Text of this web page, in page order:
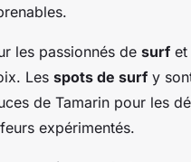
les passionnés de surf et
Les spots de surf y
de Tamarin pour les
expérimentés.